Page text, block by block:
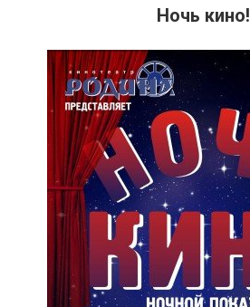
Ночь кино!